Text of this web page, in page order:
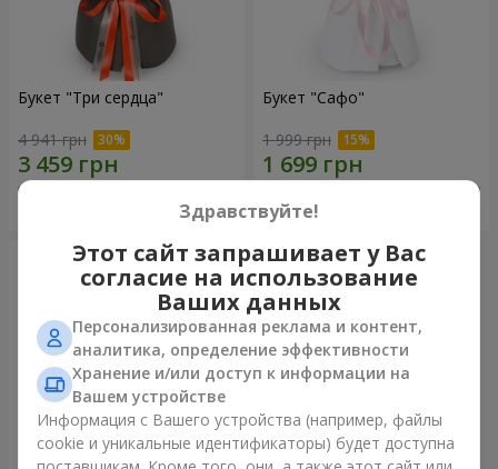
Букет "Три сердца"
4 941 грн
Букет "Сафо"
1 999 грн
Здравствуйте!
Этот сайт запрашивает у Вас
согласие на использование
Ваших данных
Персонализированная реклама и контент,
аналитика, определение эффективности
Хранение и/или доступ к информации на
Вашем устройстве
Информация с Вашего устройства (например, файлы
cookie и уникальные идентификаторы) будет доступна